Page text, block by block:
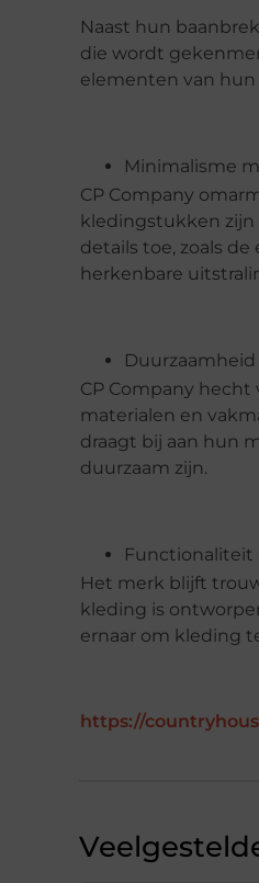
Naast hun
die wordt
elementen van
Minimalisme
CP Company
kledingstukken zijn
details toe, zoals
herkenbare
CP Company
materialen en
draagt bij aan hun
duurzaam zijn.
Functionaliteit
Het merk blijft
kleding is
ernaar om kleding
https://